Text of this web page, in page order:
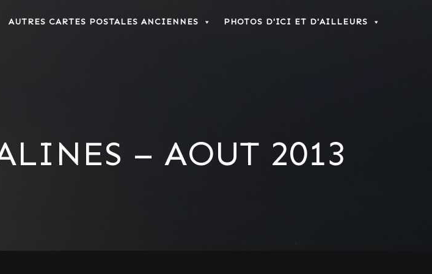
AUTRES CARTES POSTALES ANCIENNES PHOTOS D'ICI ET D'AILLEURS
– AOUT 2013